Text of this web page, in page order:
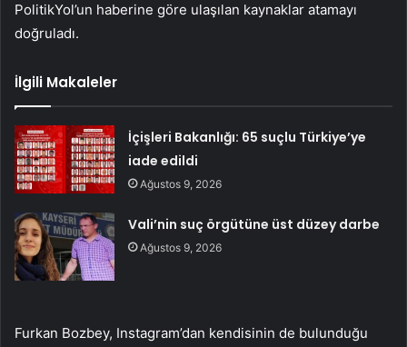
PolitikYol’un haberine göre ulaşılan kaynaklar atamayı
doğruladı.
İlgili Makaleler
İçişleri Bakanlığı: 65 suçlu Türkiye’ye
iade edildi
Ağustos 9, 2026
Vali’nin suç örgütüne üst düzey darbe
Ağustos 9, 2026
Furkan Bozbey, Instagram’dan kendisinin de bulunduğu